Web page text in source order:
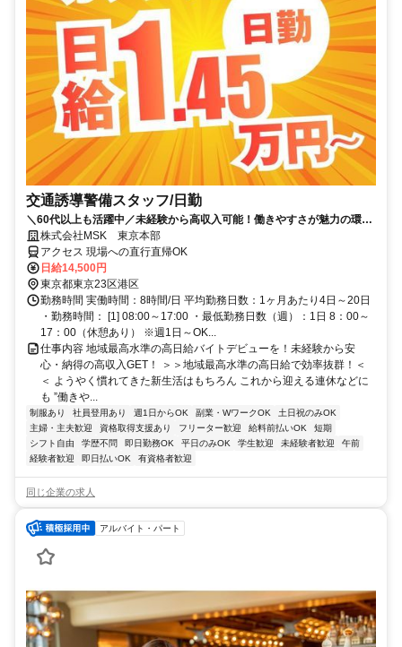
交通誘導警備スタッフ/日勤
＼60代以上も活躍中／未経験から高収入可能！働きやすさが魅力の環境
で警備員デビューをしませんか！【月収29万円可能！日払いもOK！】
勤務3日前迄シフト申請が可能です！週1日～・短期もOK！あなたのラ
イフスタイルに合わせてお仕事しませんか！未経験者大歓迎！年代幅広
く活躍しています。
株式会社MSK 東京本部
アクセス 現場への直行直帰OK
日給14,500円
東京都東京23区港区
勤務時間 実働時間：8時間/日 平均勤務日数：1ヶ月あたり4日～20日
・勤務時間： [1] 08:00～17:00 ・最低勤務日数（週）：1日 8：00～
17：00（休憩あり） ※週1日～OK...
仕事内容 地域最高水準の高日給バイトデビューを！未経験から安
心・納得の高収入GET！ ＞＞地域最高水準の高日給で効率抜群！＜
＜ ようやく慣れてきた新生活はもちろん これから迎える連休などに
も ”働きや...
制服あり 社員登用あり 週1日からOK 副業・WワークOK
土日祝のみOK
主婦・主夫歓迎
資格取得支援あり フリーター歓迎 給料前払いOK
短期
シフト自由
学歴不問 即日勤務OK 平日のみOK 学生歓迎 未経験者歓迎
午前
経験者歓迎
即日払いOK 有資格者歓迎
同じ企業の求人
アルバイト・パート